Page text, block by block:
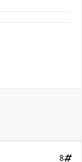
8